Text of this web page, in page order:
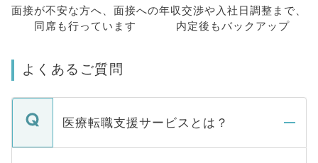
面接が不安な方へ、 面接への
同席も行っています
年収交渉や入社日調整まで、
内定後もバックアップ
よくあるご質問
医療転職支援サービスとは？